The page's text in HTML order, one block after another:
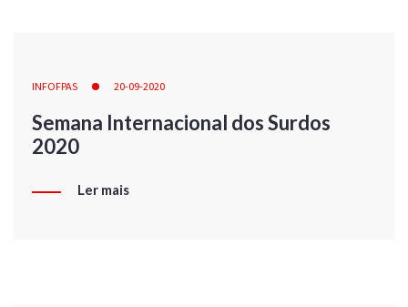
INFOFPAS 20-09-2020
Semana Internacional dos Surdos
2020
Ler mais